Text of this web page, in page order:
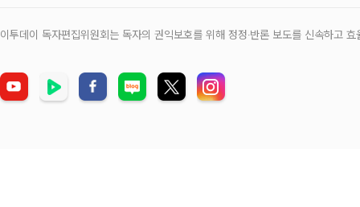
이투데이 독자편집위원회는 독자의 권익보호를 위해 정정‧반론 보도를 신속하고